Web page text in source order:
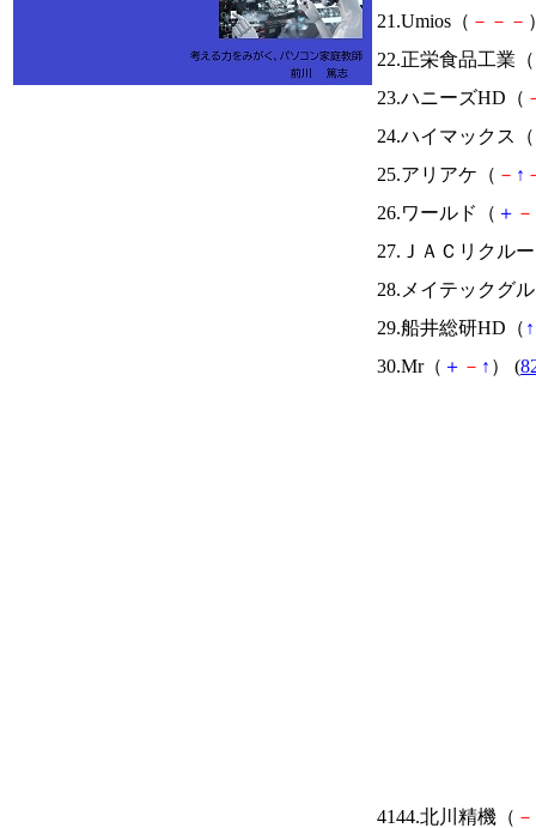
21.Umios（ － － －
22.正栄食品工業（
23.ハニーズHD（
24.ハイマックス（
25.アリアケ（ － ↑
26.ワールド（ ＋ －
27.ＪＡＣリクル
28.メイテックグ
29.船井総研HD（ ↑
30.Mr（ ＋ － ↑ ） (
4144.北川精機（ －